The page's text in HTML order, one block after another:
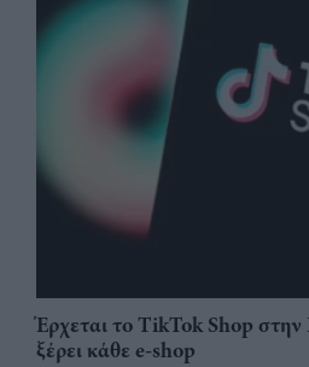
Έρχεται το TikTok Shop
ξέρει κάθε e-shop